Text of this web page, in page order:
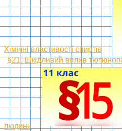
Хімічні властивості спиртів
§21. Шкідливий вплив
людини